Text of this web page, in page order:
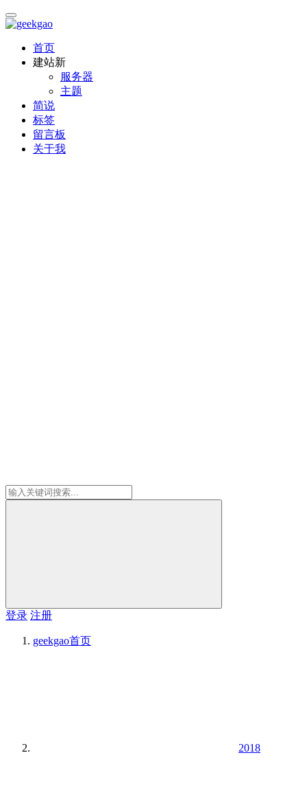
首页
建站新
服务器
主题
简说
标签
留言板
关于我
登录 注册
geekgao首页
2018